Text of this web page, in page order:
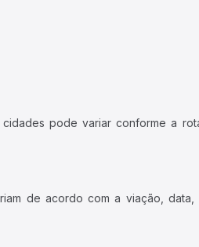
pode variar conforme a
de acordo com a viação,